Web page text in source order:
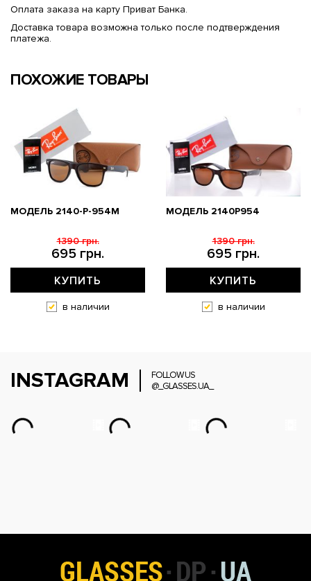
Оплата заказа на карту Приват Банка.
Доставка товара возможна только после подтверждения
платежа.
ПОХОЖИЕ ТОВАРЫ
МОДЕЛЬ 2140-P-954M
695 грн.
1390 грн.
КУПИТЬ
в наличии
МОДЕЛЬ 2140P954
695 грн.
1390 грн.
КУПИТЬ
в наличии
INSTAGRAM
FOLLOW US
@_GLASSES.UA_